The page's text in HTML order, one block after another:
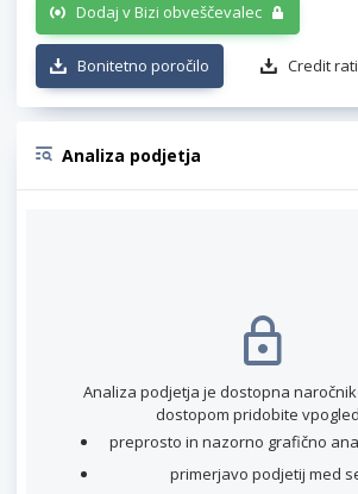
Dodaj v Bizi obveščevalec
Bonitetno poročilo Credit
Analiza podjetja
Analiza podjetja je dostopna
dostopom pridobite
preprosto in nazorno grafično
primerjavo podjetij med